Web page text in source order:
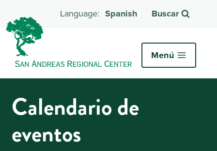
Spanish Buscar
Menú
Calendario de
eventos